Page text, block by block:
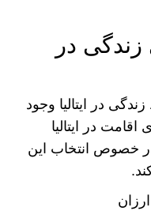
در
در ایتالیا وجود
در ایتالیا
خصوص انتخاب این